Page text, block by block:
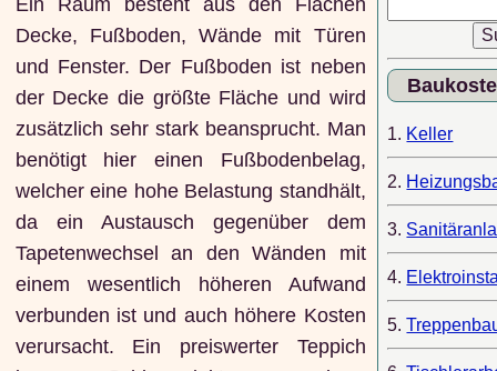
Decke, Fußboden, Wände mit Türen
und Fenster. Der Fußboden ist neben
der Decke die größte Fläche und wird
zusätzlich sehr stark beansprucht. Man
benötigt hier einen Fußbodenbelag,
welcher eine hohe Belastung standhält,
da ein Austausch gegenüber dem
Tapetenwechsel an den Wänden mit
einem wesentlich höheren Aufwand
verbunden ist und auch höhere Kosten
verursacht. Ein preiswerter Teppich
1. Keller
2.
3.
4.
5.